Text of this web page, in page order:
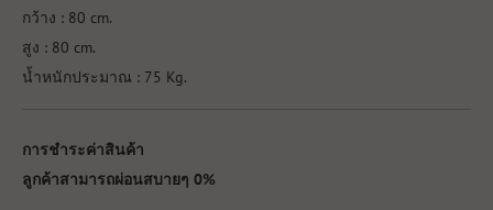
กว้าง : 80 cm.
สูง : 80 cm.
น้ำหนักประมาณ : 75 Kg.
การชำระค่าสินค้า
ลูกค้าสามารถผ่อนสบายๆ 0%